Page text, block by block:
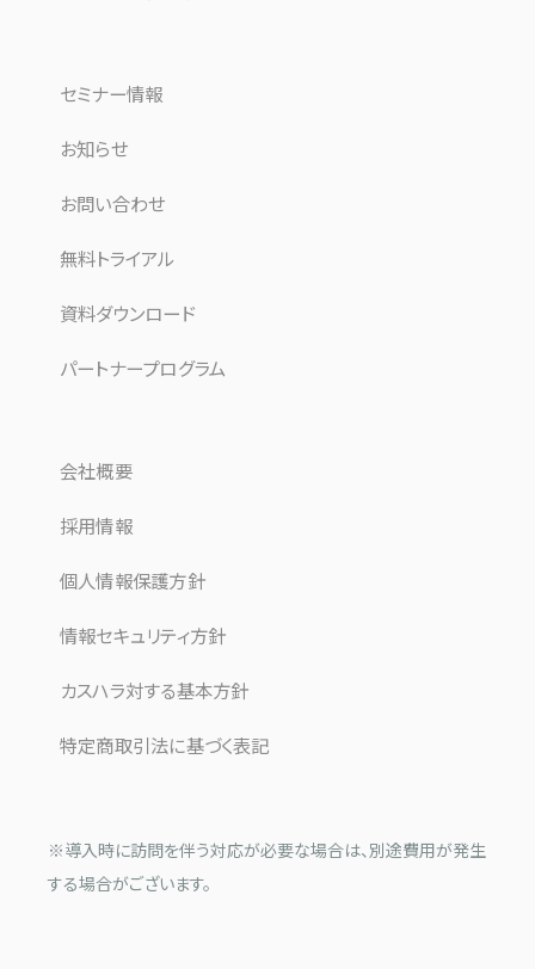
セミナー情報
お知らせ
お問い合わせ
無料トライアル
資料ダウンロード
パートナープログラム
会社概要
採用情報
個人情報保護方針
情報セキュリティ方針
カスハラ対する基本方針
特定商取引法に基づく表記
※導入時に訪問を伴う対応が必要な場合は、別途費用が発生
する場合がございます。